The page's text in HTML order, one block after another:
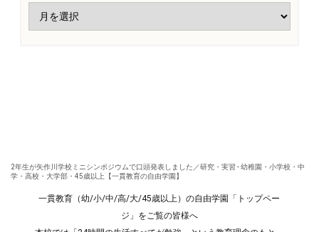
2年生が矢作川学校ミニシンポジウムで口頭発表しました／研究・実習 - 幼稚園・小学校・中
学・高校・大学部・45歳以上【一貫教育の自由学園】
一貫教育（幼/小/中/高/大/45歳以上）の自由学園「トップペー
ジ」をご覧の皆様へ